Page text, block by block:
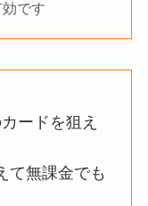
です
ードを狙え
て無課金でも